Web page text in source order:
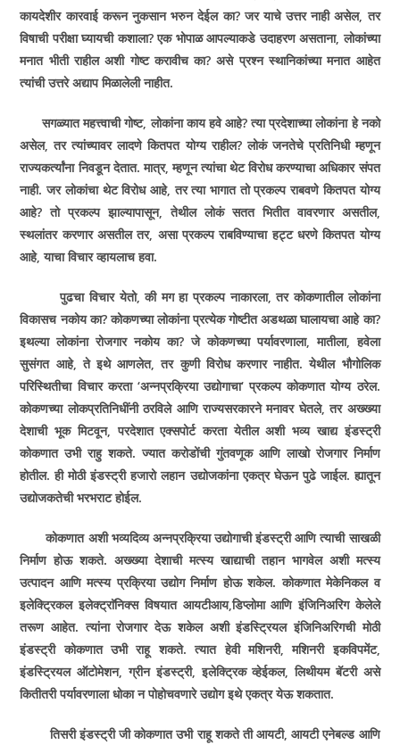
कायदेशीर कारवाई करून नुकसान भरुन देईल का?जर याचे उत्तर नाही असेल,तर
विषाची परीक्षा घ्यायची कशाला?एक भोपाळ आपल्याकडे उदाहरण असताना,लोकांच्या
मनात भीती राहील अशी गोष्ट करावीच का?असे प्रश्न स्थानिकांच्या मनात आहेत
त्यांची उत्तरे अद्याप मिळालेली नाहीत.
सगळ्यात महत्त्वाची गोष्ट,लोकांना काय हवे आहे?त्या प्रदेशाच्या लोकांना हे नको
असेल,तर त्यांच्यावर लादणे कितपत योग्य राहील?लोकं जनतेचे प्रतिनिधी म्हणून
राज्यकर्त्यांना निवडून देतात. मात्र,म्हणून त्यांचा थेट विरोध करण्याचा अधिकार संपत
नाही. जर लोकांचा थेट विरोध आहे,तर त्या भागात तो प्रकल्प राबवणे कितपत योग्य
आहे?तो प्रकल्प झाल्यापासून,तेथील लोकं सतत भितीत वावरणार असतील,
स्थलांतर करणार असतील तर, असा प्रकल्प राबविण्याचा हट्ट धरणे कितपत योग्य
आहे,याचा विचार व्हायलाच हवा.
पुढचा विचार येतो,की मग हा प्रकल्प नाकारला,तर कोकणातील लोकांना
विकासच नकोय का?कोकणच्या लोकांना प्रत्येक गोष्टीत अडथळा घालायचा आहे का?
इथल्या लोकांना रोजगार नकोय का?जे कोकणच्या पर्यावरणाला,मातीला,हवेला
सुसंगत आहे,ते इथे आणलेत,तर कुणी विरोध करणार नाहीत. येथील भौगोलिक
परिस्थितीचा विचार करता ‘अन्नप्रक्रिया उद्योगाचा‘प्रकल्प कोकणात योग्य ठरेल.
कोकणच्या लोकप्रतिनिधींनी ठरविले आणि राज्यसरकारने मनावर घेतले,तर अख्ख्या
देशाची भूक मिटवून,परदेशात एक्सपोर्ट करता येतील अशी भव्य खाद्य इंडस्ट्री
कोकणात उभी राहु शकते. ज्यात करोडोंची गुंतवणूक आणि लाखो रोजगार निर्माण
होतील. ही मोठी इंडस्ट्री हजारो लहान उद्योजकांना एकत्र घेऊन पुढे जाईल. ह्यातून
उद्योजकतेची भरभराट होईल.
कोकणात अशी भव्यदिव्य अन्नप्रक्रिया उद्योगाची इंडस्ट्री आणि त्याची साखळी
निर्माण होऊ शकते. अख्ख्या देशाची मत्स्य खाद्याची तहान भागवेल अशी मत्स्य
उत्पादन आणि मत्स्य प्रक्रिया उद्योग निर्माण होऊ शकेल. कोकणात मेकेनिकल व
इलेक्ट्रिकल इलेक्ट्राॅनिक्स विषयात आयटीआय,डिप्लोमा आणि इंजिनिअरिग केलेले
तरूण आहेत. त्यांना रोजगार देऊ शकेल अशी इंडस्ट्रियल इंजिनिअरिगची मोठी
इंडस्ट्री कोकणात उभी राहू शकते. त्यात हेवी मशिनरी,मशिनरी इकविपमेंट,
इंडस्ट्रियल ऑटोमेशन,ग्रीन इंडस्ट्री,इलेक्ट्रिक व्हेईकल,लिथीयम बॅटरी असे
कितीतरी पर्यावरणाला धोका न पोहोचवणारे उद्योग इथे एकत्र येऊ शकतात.
तिसरी इंडस्ट्री जी कोकणात उभी राहू शकते ती आयटी,आयटी एनेबल्ड आणि